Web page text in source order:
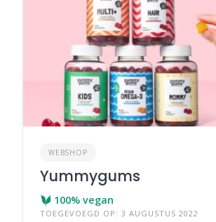
WEBSHOP
Yummygums
100% vegan
TOEGEVOEGD OP: 3 AUGUSTUS 2022